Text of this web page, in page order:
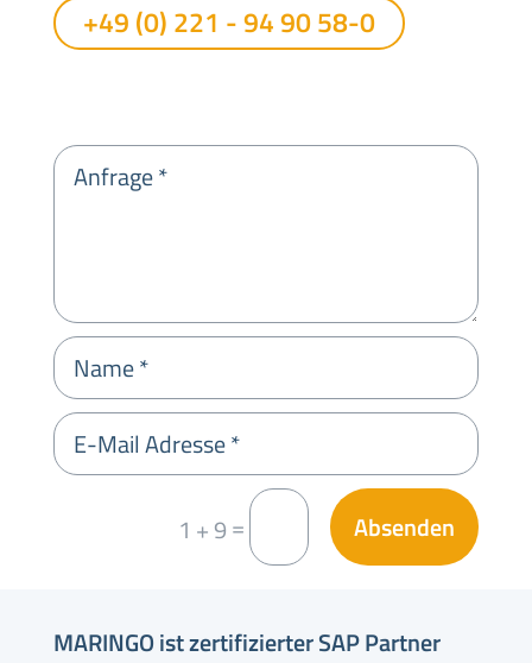
+49 (0) 221 - 94 90 58-0
1 + 9= Absenden
MARINGO ist zertifizierter SAP Partner